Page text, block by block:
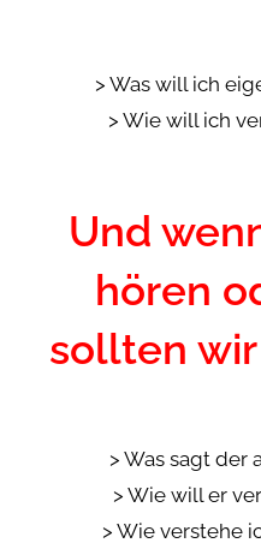
> Was will ich
> Wie will ich
Und
hören
sollten
> Was sagt der
> Wie will er
> Wie verstehe